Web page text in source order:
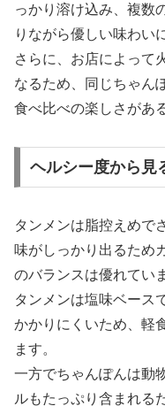
っかり溶け込み、複数
りながら優しい味わい
さらに、お店によって
なるため、同じちゃん
食べ比べの楽しさがあ
ヘルシー度から見
タンメンは脂控えめで
味がしっかり出るため
のバランスは優れてい
タンメンは塩味ベース
かかりにくいため、軽
ます。
一方でちゃんぽんは動
ルもたっぷり含まれる